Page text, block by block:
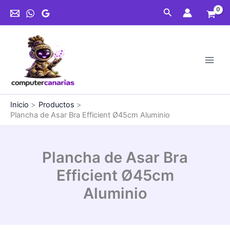
Buscar
Inicio
Productos
Plancha de Asar Bra Efficient Ø45cm Aluminio
Plancha de Asar Bra
Efficient Ø45cm
Aluminio